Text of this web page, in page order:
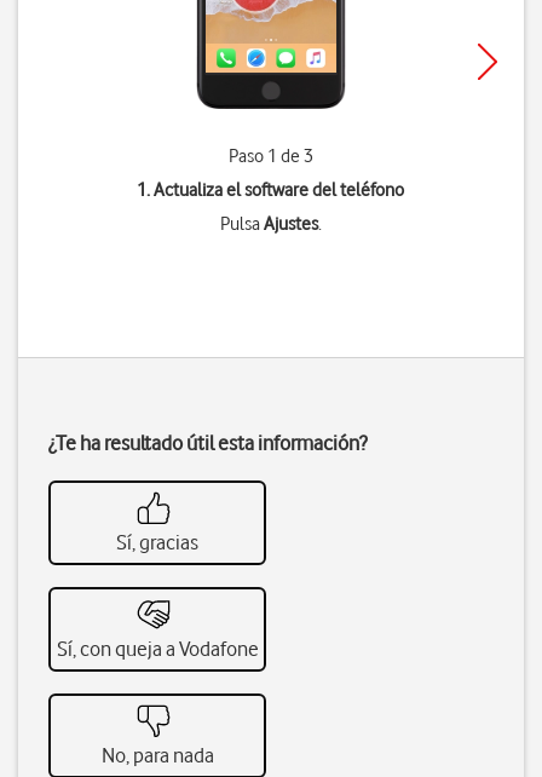
Paso 1 de 3
1. Actualiza el software del teléfono
PulsaAjustes.
¿Te ha resultado útil esta información?
Sí, gracias
Sí, con queja a Vodafone
No, para nada